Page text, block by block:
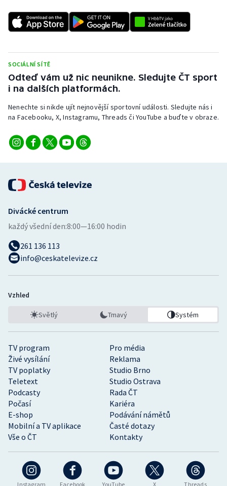
Sportovní střelba
Triatlon
Veslování
Vodní slalom
Volejbal
Ostatní
SOCIÁLNÍ SÍTĚ
Odteď vám už nic neunikne. Sledujte ČT sport
i na dalších platformách.
Nenechte si nikde ujít nejnovější sportovní události. Sledujte nás i
na Facebooku, X, Instagramu, Threads či YouTube a buďte v obraze.
Instagram Facebook YouTube X Threads
TV program
Pro média
Živé vysílání
Reklama
TV poplatky
Studio Brno
Teletext
Studio Ostrava
Podcasty
Rada ČT
Počasí
Kariéra
E-shop
Podávání námětů
Mobilní a TV aplikace
Časté dotazy
Vše o ČT
Kontakty
Divácké centrum
každý všední den:8:00—16:00 hodin
261 136 113
info@ceskatelevize.cz
Vzhled
Světlý Tmavý Systém